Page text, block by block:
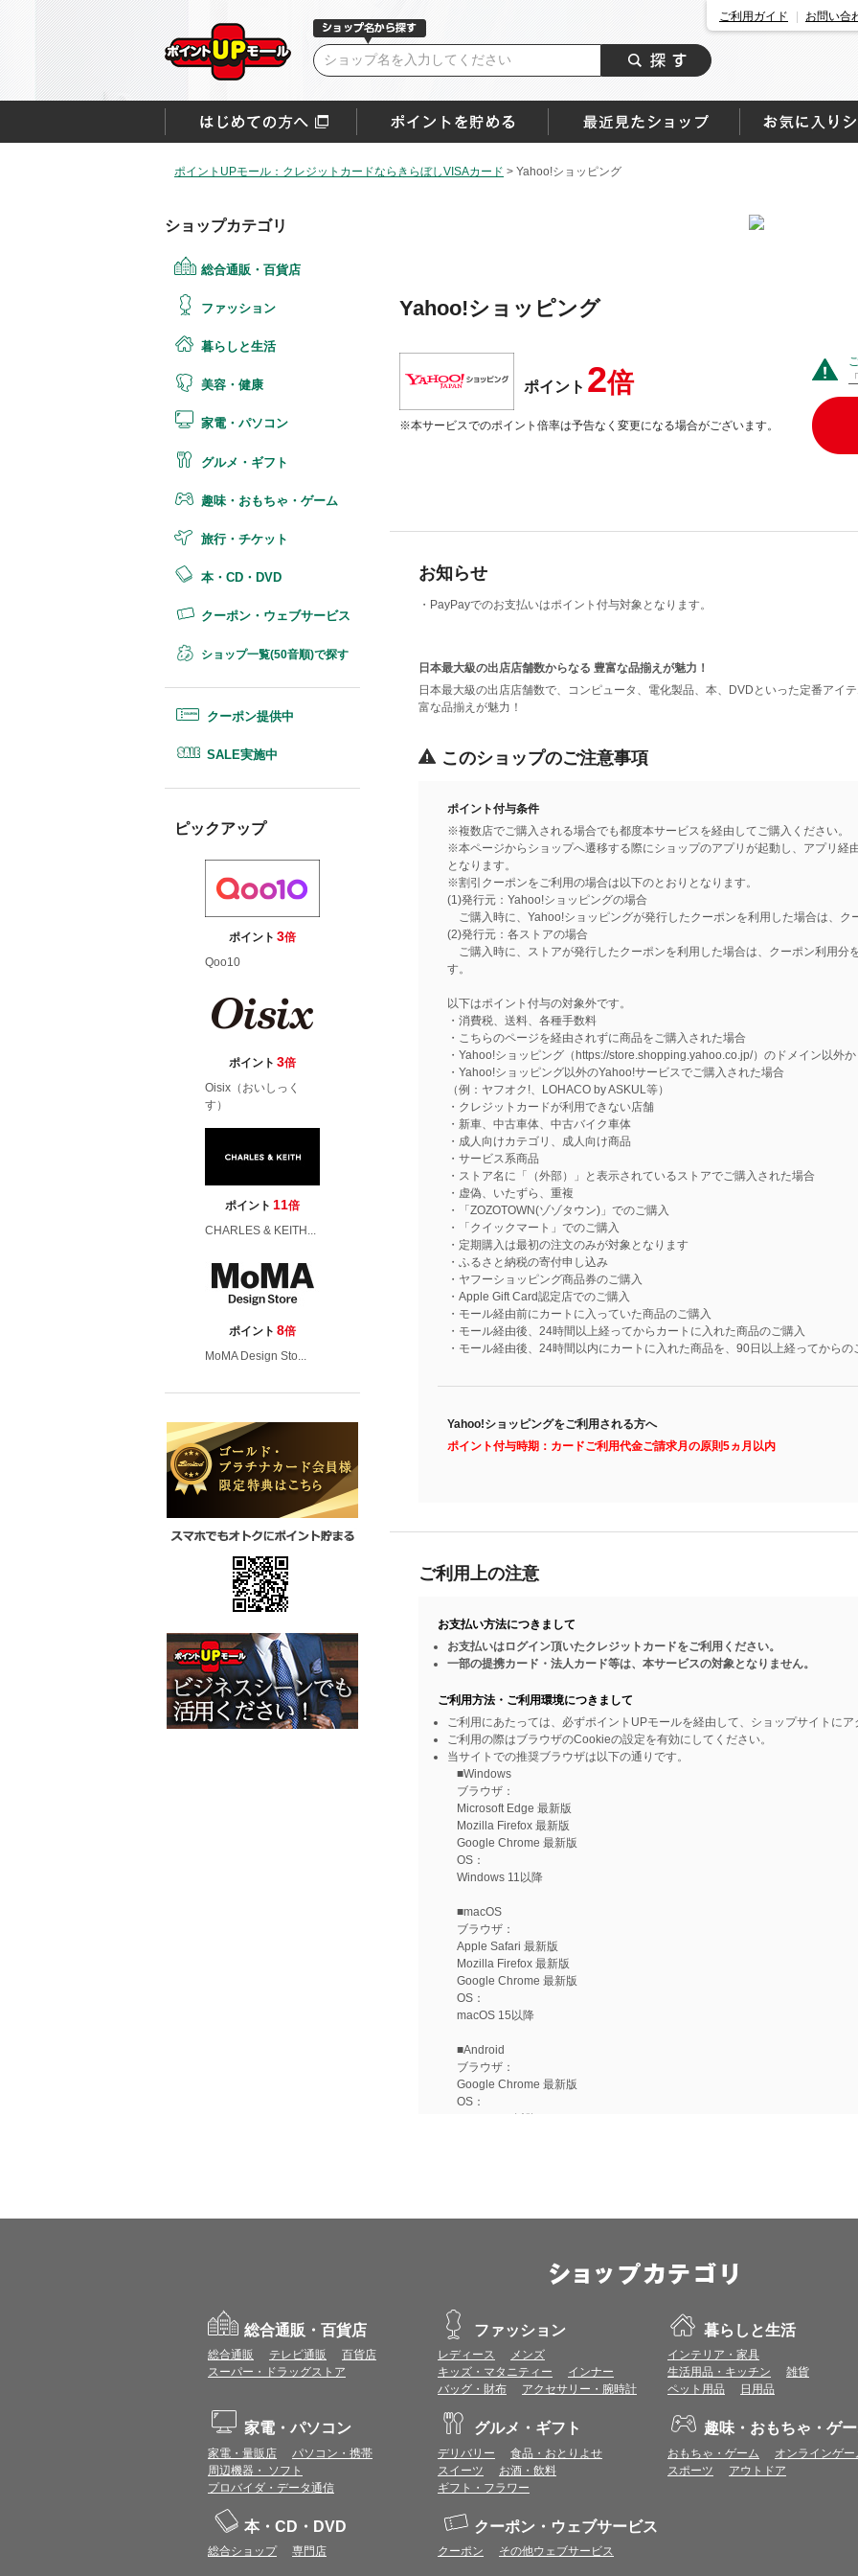
ご利用ガイド お問い合
ポイントUPモール：クレジットカードならきらぼしVISAカード > Yahoo!ショッピング
ショップカテゴリ
総合通販・百貨店
ファッション
暮らしと生活
美容・健康
家電・パソコン
グルメ・ギフト
趣味・おもちゃ・ゲーム
旅行・チケット
本・CD・DVD
クーポン・ウェブサービス
ショップ一覧(50音順)で探す
クーポン提供中
SALE実施中
ピックアップ
ポイント 3倍
Qoo10
ポイント 3倍
Oisix（おいしっく
す）
ポイント 11倍
CHARLES & KEITH...
ポイント 8倍
MoMA Design Sto...
Yahoo!ショッピング
ポイント 2倍
※本サービスでのポイント倍率は予告なく変更になる場合がございます。
お知らせ
・PayPayでのお支払いはポイント付与対象となります。
日本最大級の出店店舗数からなる 豊富な品揃えが魅力！
日本最大級の出店店舗数で、コンピュータ、電化製品、本、DVDといった定番アイ
富な品揃えが魅力！
このショップのご注意事項
ポイント付与条件
※複数店でご購入される場合でも都度本サービスを経由してご購入ください。
※本ページからショップへ遷移する際にショップのアプリが起動し、アプリ経
となります。
※割引クーポンをご利用の場合は以下のとおりとなります。
(1)発行元：Yahoo!ショッピングの場合
ご購入時に、Yahoo!ショッピングが発行したクーポンを利用した場合は、ク
(2)発行元：各ストアの場合
ご購入時に、ストアが発行したクーポンを利用した場合は、クーポン利用分
す。
以下はポイント付与の対象外です。
・消費税、送料、各種手数料
・こちらのページを経由されずに商品をご購入された場合
・Yahoo!ショッピング（https://store.shopping.yahoo.co.jp/）のドメイン以外
・Yahoo!ショッピング以外のYahoo!サービスでご購入された場合
（例：ヤフオク!、LOHACO by ASKUL等）
・クレジットカードが利用できない店舗
・新車、中古車体、中古バイク車体
・成人向けカテゴリ、成人向け商品
・サービス系商品
・ストア名に「（外部）」と表示されているストアでご購入された場合
・虚偽、いたずら、重複
・「ZOZOTOWN(ゾゾタウン)」でのご購入
・「クイックマート」でのご購入
・定期購入は最初の注文のみが対象となります
・ふるさと納税の寄付申し込み
・ヤフーショッピング商品券のご購入
・Apple Gift Card認定店でのご購入
・モール経由前にカートに入っていた商品のご購入
・モール経由後、24時間以上経ってからカートに入れた商品のご購入
・モール経由後、24時間以内にカートに入れた商品を、90日以上経ってからの
Yahoo!ショッピングをご利用される方へ
ポイント付与時期：カードご利用代金ご請求月の原則5ヵ月以内
ご利用上の注意
お支払い方法につきまして
お支払いはログイン頂いたクレジットカードをご利用ください。
一部の提携カード・法人カード等は、本サービスの対象となりません。
ご利用方法・ご利用環境につきまして
ご利用にあたっては、必ずポイントUPモールを経由して、ショップサイトに
ご利用の際はブラウザのCookieの設定を有効にしてください。
当サイトでの推奨ブラウザは以下の通りです。
■Windows
ブラウザ：
Microsoft Edge 最新版
Mozilla Firefox 最新版
Google Chrome 最新版
OS：
Windows 11以降
■macOS
ブラウザ：
Apple Safari 最新版
Mozilla Firefox 最新版
Google Chrome 最新版
OS：
macOS 15以降
■Android
ブラウザ：
Google Chrome 最新版
OS：
iOS 18以降
※上記環境範囲内であっても、ブラウザとOSの組み合わせにより、 一部表
※推奨以外のブラウザや、推奨以前のバージョンのブラウザをご利用の場合
すので、推奨ブラウザでのご利用をお願いいたします。
＜CookieやJavaScriptについて＞
本サービスではCookieとJavaScriptの機能を使用している為、Cookieと
ポイント付与につきまして
ワールドプレゼントのポイント通常1倍分に加え、上乗せとなる1〜19倍分の
ントとして付与いたします。
プレミアムポイント付与の対象は、商品代金のみ（税・送料等を除く）となり
プレミアムポイントの付与予定時期は、カードご利用代金のご請求月と異なる
200円のご利用につき1ポイントとして計算されるため、一部の法人カード等
対象サイトにアクセス後、カード決済前に別サイトにアクセスした場合は、ポ
総合通販・百貨店
総合通販 テレビ通販
百貨店
スーパー・ドラッグストア
ファッション
レディース
メンズ
キッズ・マタニティー
インナー
バッグ・財布
アクセサリー・腕時計
暮らしと生活
インテリア・家具
生活用品・キッチン
雑貨
ペット用品
日用品
家電・パソコン
家電・量販店
パソコン・携帯
周辺機器・ ソフト
プロバイダ・データ通信
グルメ・ギフト
デリバリー
食品・おとりよせ
スイーツ
お酒・飲料
ギフト・フラワー
趣味・おもちゃ・ゲ
おもちゃ・ゲーム
オンラインゲー
スポーツ
アウトドア
本・CD・DVD
総合ショップ 専門店
クーポン・ウェブサービス
クーポン その他ウェブサービス